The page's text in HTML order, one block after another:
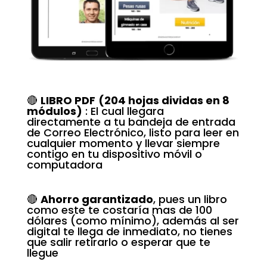
🔴 LIBRO PDF (204 hojas dividas en 8
módulos) : El cual llegara
directamente a tu bandeja de entrada
de Correo Electrónico, listo para leer en
cualquier momento y llevar siempre
contigo en tu dispositivo móvil o
computadora
🔴 Ahorro garantizado, pues un libro
como este te costaría mas de 100
dólares (como mínimo), además al ser
digital te llega de inmediato, no tienes
que salir retirarlo o esperar que te
llegue